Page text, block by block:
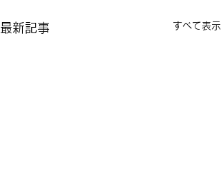
最新記事 すべて表示